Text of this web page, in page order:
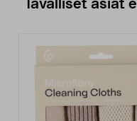
Tavalliset asiat